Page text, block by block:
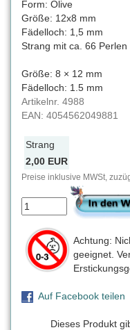
Form: Olive
Größe: 12x8 mm
Fädelloch: 1,5 mm
Strang mit ca. 66 Perlen
Größe: 8 × 12 mm
Fädelloch: 1.5 mm
Artikelnr. 4988
EAN: 4054562049881
Strang
2,00 EUR
Preise inklusive MWSt,
Achtung:
geeignet.
Auf Facebook teilen
Dieses Produkt